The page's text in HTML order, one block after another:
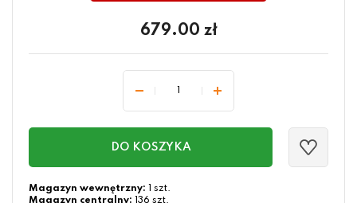
679.00 zł
DO KOSZYKA
Magazyn wewnętrzny: 1 szt.
Magazyn centralny: 136 szt.